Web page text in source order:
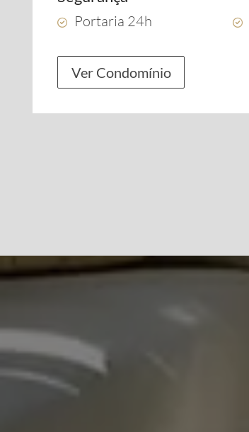
Portaria 24h
Ver Condomínio